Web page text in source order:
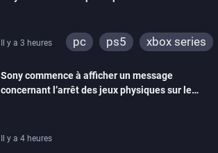
Il y a 3 heures pc ps5
xbox series
ps4
xbox one
switch 2
Sony commence à afficher un message
concernant l’arrêt des jeux physiques sur le
Il y a 4 heures